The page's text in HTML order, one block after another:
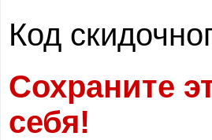
Код
Сохраните
себя!